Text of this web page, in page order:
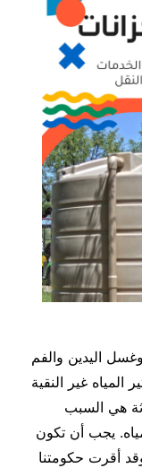
اليدين والفم
المياه غير النقية
هي السبب
يجب أن تكون
أقرت حكومتنا